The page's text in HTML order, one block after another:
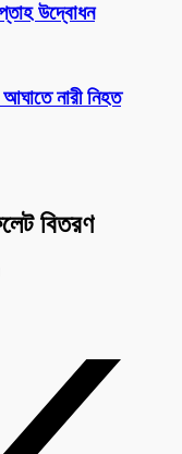
উদ্বোধন
নারী নিহত
বিতরণ